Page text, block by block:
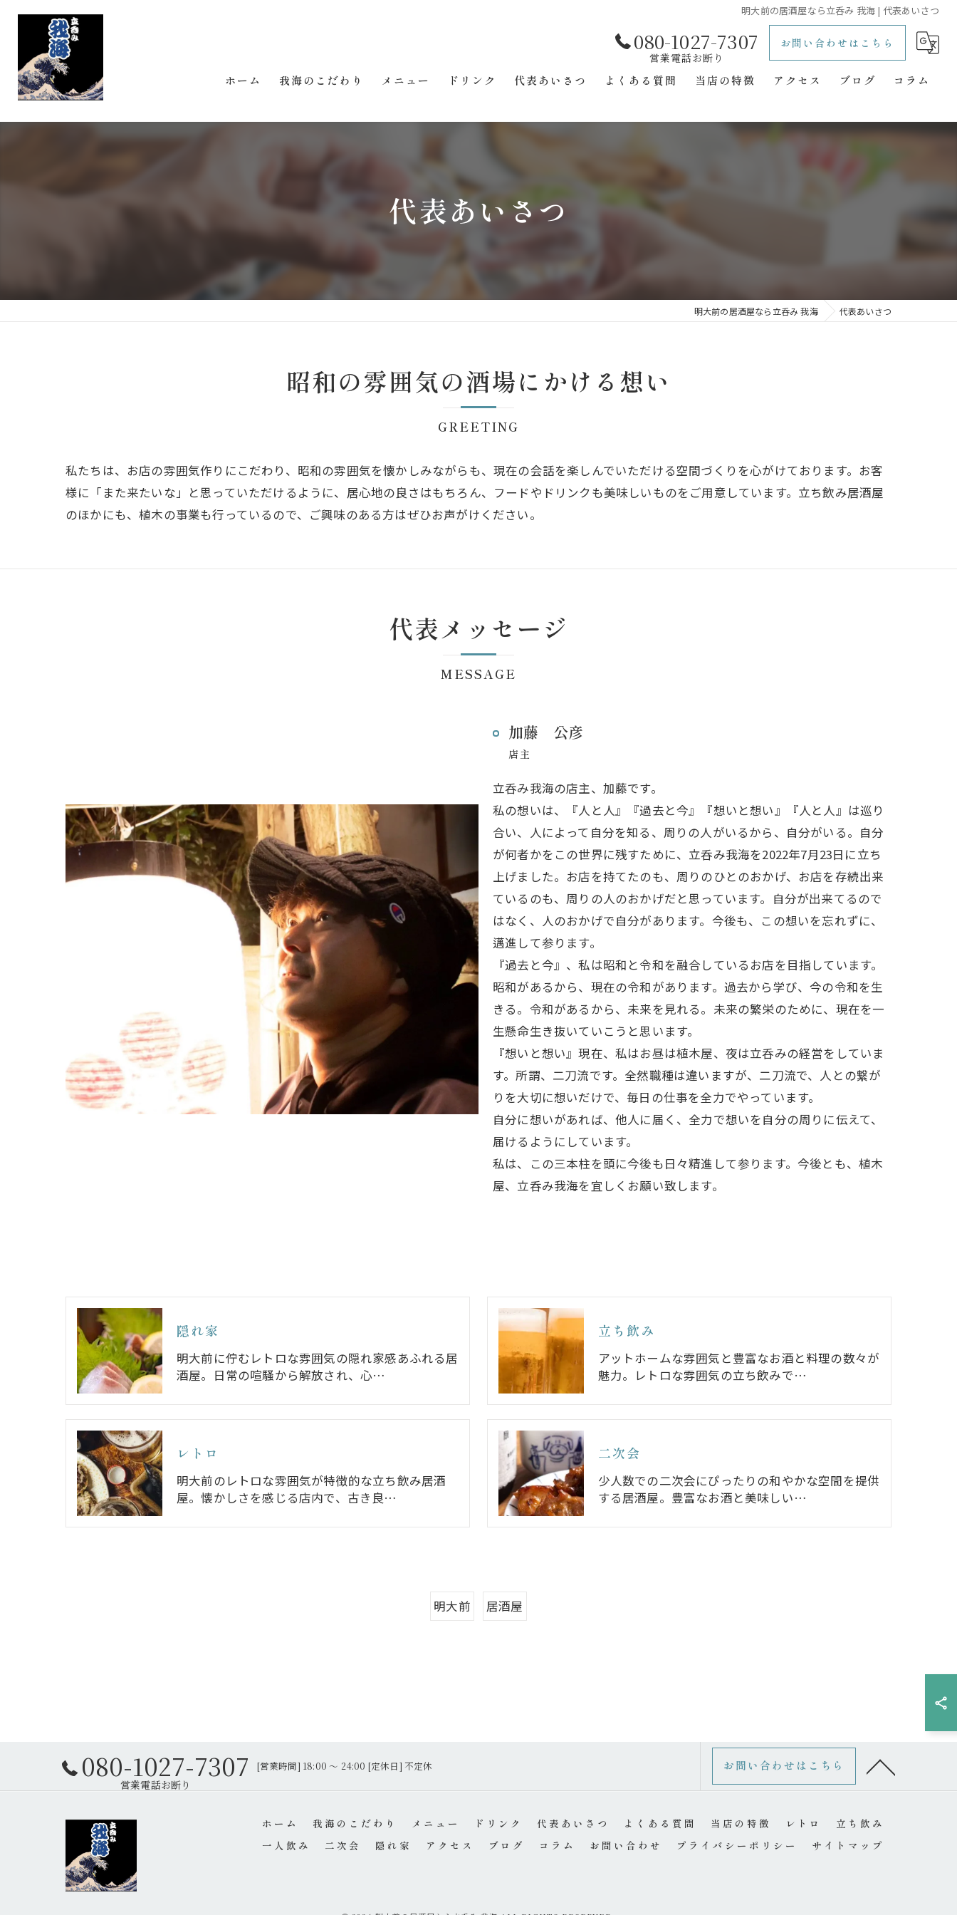
明大前の居酒屋なら立呑み 我海 | 代表あいさつ
080-1027-7307 お問い合わせはこちら
ホーム 我海のこだわり メニュー ドリンク 代表あいさつ よくある質問 当店の特徴 アクセス ブログ コラム
代表あいさつ
明大前の居酒屋なら立呑み 我海 代表あいさつ
昭和の雰囲気の酒場にかける想い
GREETING
私たちは、お店の雰囲気作りにこだわり、昭和の雰囲気を懐かしみながらも、現在の会話を楽しんでいただける空間づくりを心がけております。お客
様に「また来たいな」と思っていただけるように、居心地の良さはもちろん、フードやドリンクも美味しいものをご用意しています。立ち飲み居酒屋
のほかにも、植木の事業も行っているので、ご興味のある方はぜひお声がけください。
代表メッセージ
MESSAGE
加藤 公彦
店主
立呑み我海の店主、加藤です。
私の想いは、『人と人』『過去と今』『想いと想い』『人と人』は巡り
合い、人によって自分を知る、周りの人がいるから、自分がいる。自分
が何者かをこの世界に残すために、立呑み我海を2022年7月23日に立ち
上げました。お店を持てたのも、周りのひとのおかげ、お店を存続出来
ているのも、周りの人のおかげだと思っています。自分が出来てるので
はなく、人のおかげで自分があります。今後も、この想いを忘れずに、
邁進して参ります。
『過去と今』、私は昭和と令和を融合しているお店を目指しています。
昭和があるから、現在の令和があります。過去から学び、今の令和を生
きる。令和があるから、未来を見れる。未来の繁栄のために、現在を一
生懸命生き抜いていこうと思います。
『想いと想い』現在、私はお昼は植木屋、夜は立呑みの経営をしていま
す。所謂、二刀流です。全然職種は違いますが、二刀流で、人との繋が
りを大切に想いだけで、毎日の仕事を全力でやっています。
自分に想いがあれば、他人に届く、全力で想いを自分の周りに伝えて、
届けるようにしています。
私は、この三本柱を頭に今後も日々精進して参ります。今後とも、植木
屋、立呑み我海を宜しくお願い致します。
隠れ家
明大前に佇むレトロな雰囲気の隠れ家感あふれる居
酒屋。日常の喧騒から解放され、心…
立ち飲み
アットホームな雰囲気と豊富なお酒と料理の数々が
魅力。レトロな雰囲気の立ち飲みで…
レトロ
明大前のレトロな雰囲気が特徴的な立ち飲み居酒
屋。懐かしさを感じる店内で、古き良…
二次会
少人数での二次会にぴったりの和やかな空間を提供
する居酒屋。豊富なお酒と美味しい…
明大前 居酒屋
080-1027-7307 [営業時間] 18:00 〜 24:00 [定休日] 不定休 お問い合わせはこちら
ホーム 我海のこだわり メニュー ドリンク 代表あいさつ よくある質問 当店の特徴 レトロ
立ち飲み
一人飲み
二次会 隠れ家 アクセス ブログ コラム お問い合わせ プライバシーポリシー サイトマップ